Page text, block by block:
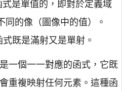
是單值的，即對於定義域
同的像（圖像中的值）。
既是滿射又是單射。
一個一一對應的函式，它既
重複映射任何元素。這種函